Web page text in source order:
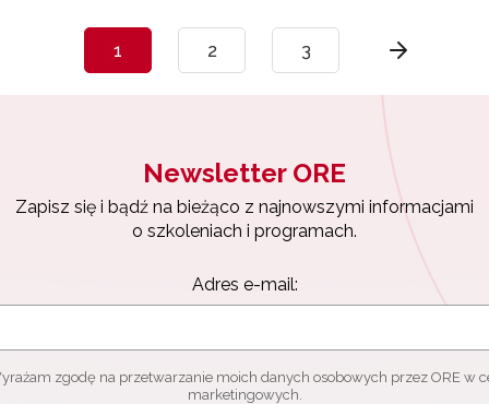
1 2 3
Newsletter ORE
Zapisz się i bądź na bieżąco z najnowszymi informacjami
o szkoleniach i programach.
Adres e-mail:
zgodę na przetwarzanie moich danych osobowych przez ORE w
marketingowych.